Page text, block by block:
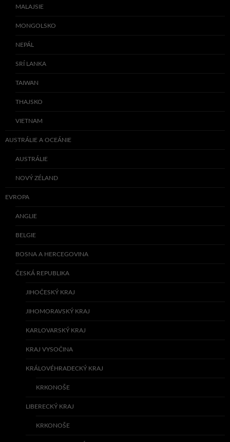
MALAJSIE
MONGOLSKO
NEPÁL
SRÍ LANKA
TAIWAN
THAJSKO
VIETNAM
AUSTRÁLIE A OCEÁNIE
AUSTRÁLIE
NOVÝ ZÉLAND
EVROPA
ANGLIE
BELGIE
BOSNA A HERCEGOVINA
ČESKÁ REPUBLIKA
JIHOČESKÝ KRAJ
JIHOMORAVSKÝ KRAJ
KARLOVARSKÝ KRAJ
KRAJ VYSOČINA
KRÁLOVÉHRADECKÝ KRAJ
KRKONOŠE
LIBERECKÝ KRAJ
KRKONOŠE